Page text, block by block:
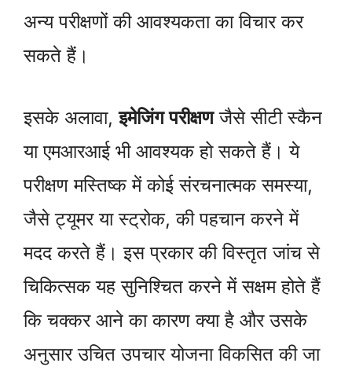
अन्य परीक्षणों की आवश्यकता का विचार कर
सकते हैं।
इसके अलावा,इमेजिंग परीक्षणजैसे सीटी स्कैन
या एमआरआई भी आवश्यक हो सकते हैं। ये
परीक्षण मस्तिष्क में कोई संरचनात्मक समस्या,
जैसे ट्यूमर या स्ट्रोक, की पहचान करने में
मदद करते हैं। इस प्रकार की विस्तृत जांच से
चिकित्सक यह सुनिश्चित करने में सक्षम होते हैं
कि चक्कर आने का कारण क्या है और उसके
अनुसार उचित उपचार योजना विकसित की जा